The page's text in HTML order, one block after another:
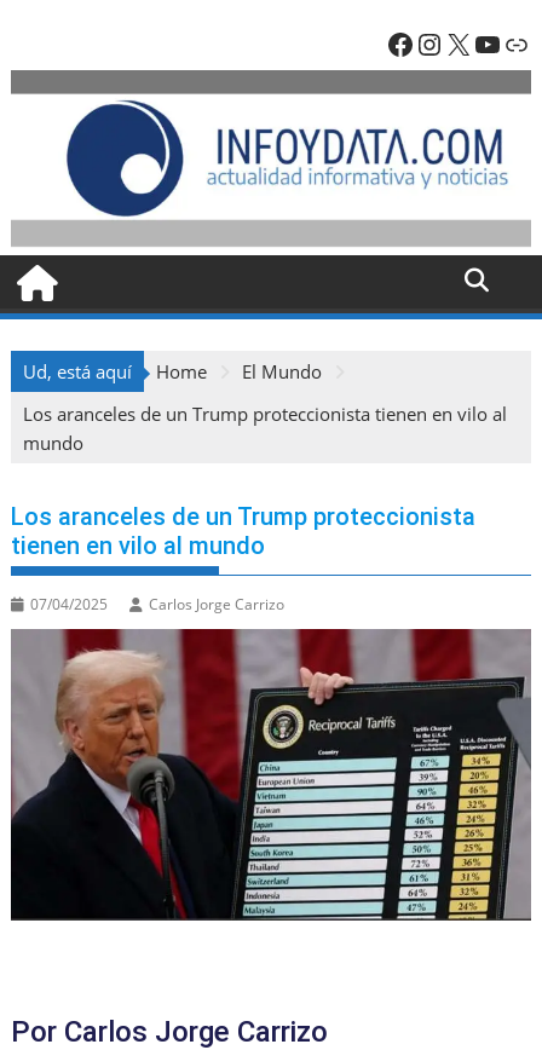
content
Facebook
X
Ud, está aquí Home
El Mundo
Los aranceles de un Trump proteccionista tienen en vilo al
mundo
Los aranceles de un Trump proteccionista
tienen en vilo al mundo
07/04/2025 Carlos Jorge Carrizo
Por Carlos Jorge Carrizo